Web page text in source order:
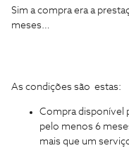
Sim a compra era a
meses…
As condições são estas:
Compra disponível
pelo menos 6
mais que um